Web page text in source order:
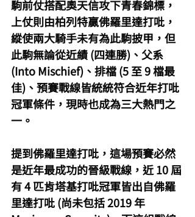
駒前仗搭配奧天信攻下青春錦標，
上仗則由柏列特贏佛羅里達打吡，
縱使兩大騎手未有為此駒披甲，但
此駒無論從近績 (四連勝)、父系
(Into Mischief)、排檔 (5 至 9 檔最
佳)、預賽戰線皆統統符合近年打吡
冠軍條件，現時也成為三大熱門之
一。
提到佛羅里達打吡，這場預賽必然
是近年最成功的晉級戰線，近 10 屆
有 4 匹肯塔基打吡冠軍皆出自佛羅
里達打吡 (尚未包括 2019 年